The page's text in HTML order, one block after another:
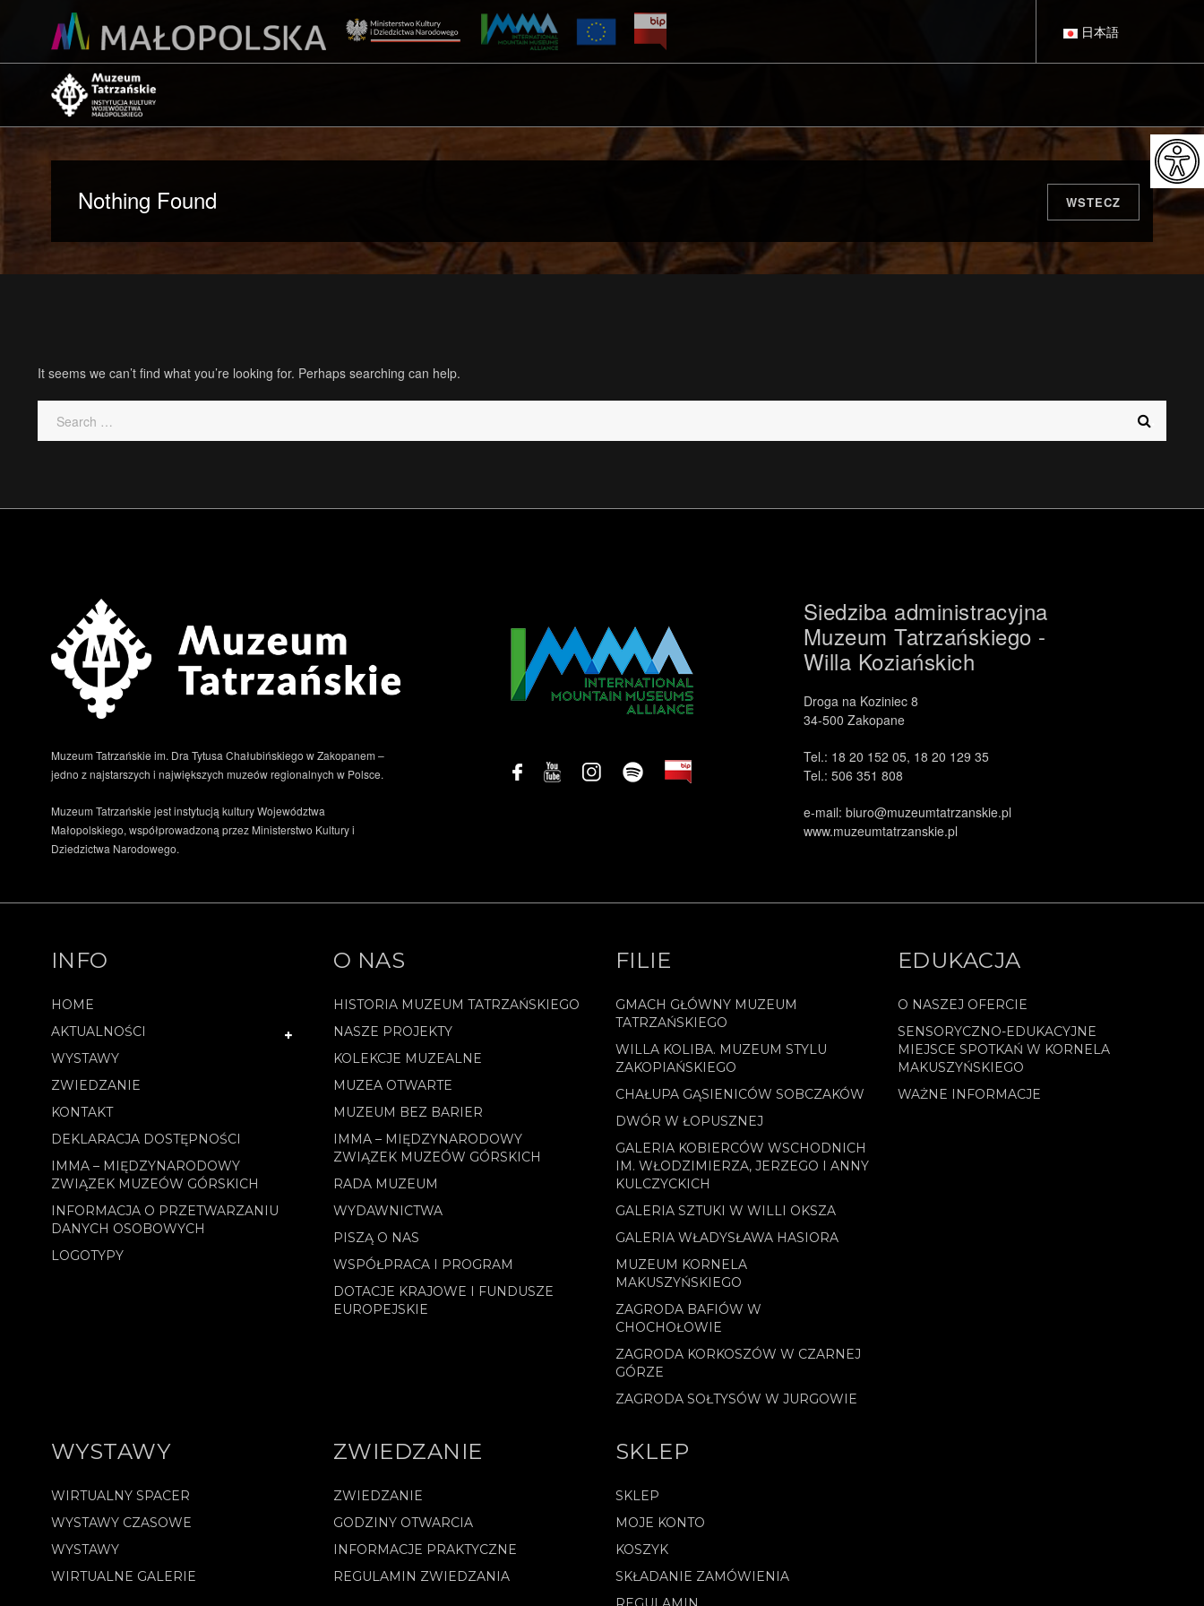
DEUTSCH
ENGLISH
日本語
Nothing Found WSTECZ
It seems we can’t find what you’re looking for. Perhaps searching can help.
Muzeum Tatrzańskie im. Dra Tytusa Chałubińskiego w Zakopanem –
jedno z najstarszych i największych muzeów regionalnych w Polsce.
Muzeum Tatrzańskie jest instytucją kultury Województwa
Małopolskiego, współprowadzoną przez Ministerstwo Kultury i
Dziedzictwa Narodowego.
Siedziba administracyjna
Muzeum Tatrzańskiego -
Willa Koziańskich
Droga na Koziniec 8
34-500 Zakopane
Tel.: 18 20 152 05, 18 20 129 35
Tel.: 506 351 808
e-mail: biuro@muzeumtatrzanskie.pl
www.muzeumtatrzanskie.pl
INFO
HOME
AKTUALNOŚCI
WYSTAWY
ZWIEDZANIE
KONTAKT
DEKLARACJA DOSTĘPNOŚCI
IMMA – MIĘDZYNARODOWY
ZWIĄZEK MUZEÓW GÓRSKICH
INFORMACJA O PRZETWARZANIU
DANYCH OSOBOWYCH
LOGOTYPY
O NAS
HISTORIA MUZEUM TATRZAŃSKIEGO
NASZE PROJEKTY
KOLEKCJE MUZEALNE
MUZEA OTWARTE
MUZEUM BEZ BARIER
IMMA – MIĘDZYNARODOWY
ZWIĄZEK MUZEÓW GÓRSKICH
RADA MUZEUM
WYDAWNICTWA
PISZĄ O NAS
WSPÓŁPRACA I PROGRAM
DOTACJE KRAJOWE I FUNDUSZE
EUROPEJSKIE
FILIE
GMACH GŁÓWNY MUZEUM
TATRZAŃSKIEGO
WILLA KOLIBA. MUZEUM STYLU
ZAKOPIAŃSKIEGO
CHAŁUPA GĄSIENICÓW SOBCZAKÓW
DWÓR W ŁOPUSZNEJ
GALERIA KOBIERCÓW WSCHODNICH
IM. WŁODZIMIERZA, JERZEGO I ANNY
KULCZYCKICH
GALERIA SZTUKI W WILLI OKSZA
GALERIA WŁADYSŁAWA HASIORA
MUZEUM KORNELA
MAKUSZYŃSKIEGO
ZAGRODA BAFIÓW W
CHOCHOŁOWIE
ZAGRODA KORKOSZÓW W CZARNEJ
GÓRZE
ZAGRODA SOŁTYSÓW W JURGOWIE
EDUKACJA
O NASZEJ OFERCIE
SENSORYCZNO-EDUKACYJNE
MIEJSCE SPOTKAŃ W KORNELA
MAKUSZYŃSKIEGO
WAŻNE INFORMACJE
WYSTAWY
WIRTUALNY SPACER
WYSTAWY CZASOWE
WYSTAWY
WIRTUALNE GALERIE
ZWIEDZANIE
ZWIEDZANIE
GODZINY OTWARCIA
INFORMACJE PRAKTYCZNE
REGULAMIN ZWIEDZANIA
SKLEP
SKLEP
MOJE KONTO
KOSZYK
SKŁADANIE ZAMÓWIENIA